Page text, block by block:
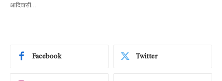
आदिवासी…
Facebook Twitter